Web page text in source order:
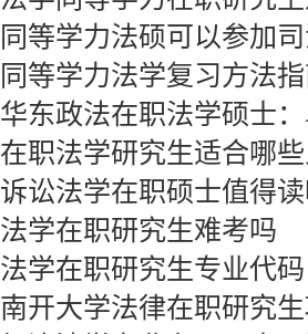
同等学力法硕可以参加
同等学力法学复习方法
华东政法在职法学硕士
在职法学研究生适合哪
诉讼法学在职硕士值得
法学在职研究生难考吗
法学在职研究生专业代码
南开大学法律在职研究